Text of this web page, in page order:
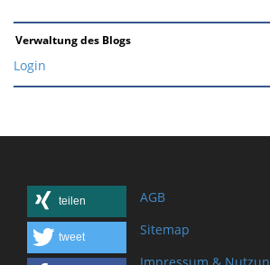
Verwaltung des Blogs
Login
teilen
tweet
AGB
Sitemap